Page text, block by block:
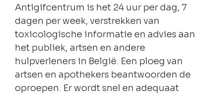
Antigifcentrum is het 24 uur per dag, 7
dagen per week, verstrekken van
toxicologische informatie en advies aan
het publiek, artsen en andere
hulpverleners in België. Een ploeg van
artsen en apothekers beantwoorden de
oproepen. Er wordt snel en adequaat